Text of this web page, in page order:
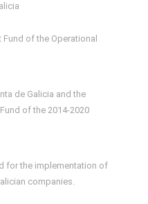
of the Operational
de Galicia and the
of the 2014-2020
for the implementation of
companies.